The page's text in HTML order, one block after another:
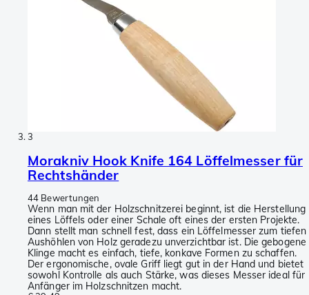
3
Morakniv Hook Knife 164 Löffelmesser für
Rechtshänder
44 Bewertungen
Wenn man mit der Holzschnitzerei beginnt, ist die Herstellung
eines Löffels oder einer Schale oft eines der ersten Projekte.
Dann stellt man schnell fest, dass ein Löffelmesser zum tiefen
Aushöhlen von Holz geradezu unverzichtbar ist. Die gebogene
Klinge macht es einfach, tiefe, konkave Formen zu schaffen.
Der ergonomische, ovale Griff liegt gut in der Hand und bietet
sowohl Kontrolle als auch Stärke, was dieses Messer ideal für
Anfänger im Holzschnitzen macht.